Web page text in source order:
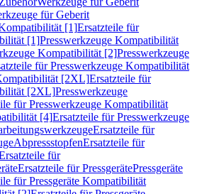
für Geberit
[1]Ersatzteile für
[1]Presswerkzeuge Kompatibilität
Kompatibilität [2]Presswerkzeuge
für Presswerkzeuge Kompatibilität
[2XL]Ersatzteile für
[2XL]Presswerkzeuge
für Presswerkzeuge Kompatibilität
[4]Ersatzteile für Presswerkzeuge
Ersatzteile für
AbpressstopfenErsatzteile für
für
Ersatzteile für PressgerätePressgeräte
für Pressgeräte Kompatibilität